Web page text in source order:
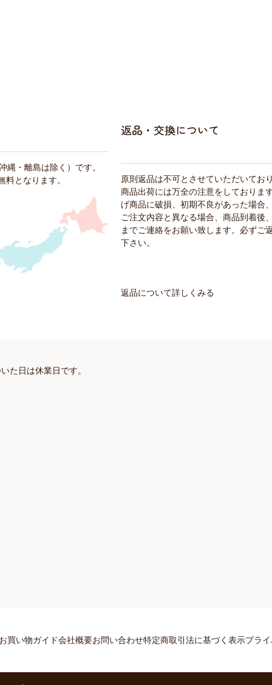
縄・離島は除く）です。
となります。
返品・交換について
原則返品は不可とさせていただいてお
商品出荷には万全の注意をしておりま
げ商品に破損、初期不良があった場合
ご注文内容と異なる場合、商品到着後
までご連絡をお願い致します。必ずご
下さい。
返品について詳しくみる
た日は休業日です。
買い物ガイド会社概要お問い合わせ特定商取引法に基づく表示プラ